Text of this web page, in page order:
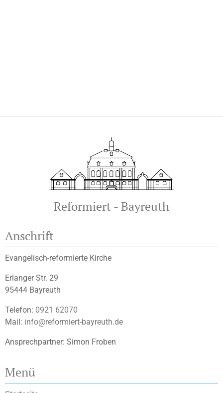
Reformiert - Bayreuth
Anschrift
Evangelisch-reformierte Kirche
Erlanger Str. 29
95444 Bayreuth
Telefon: 0921 62070
Mail: info@reformiert-bayreuth.de
Ansprechpartner: Simon Froben
Menü